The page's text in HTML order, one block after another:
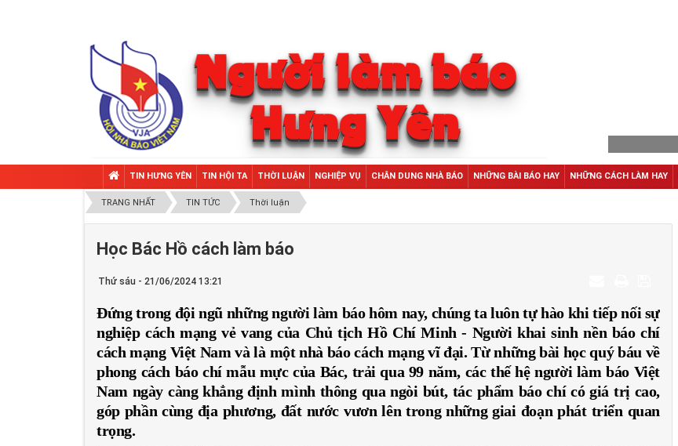
TIN HƯNG YÊN TIN HỘI TA THỜI LUẬN NGHIỆP VỤ CHÂN DUNG NHÀ BÁO NHỮNG BÀI BÁO HAY NHỮNG CÁCH LÀM HAY
TRANG NHẤT TIN TỨC Thời luận
Học Bác Hồ cách làm báo
Thứ sáu - 21/06/2024 13:21
Đứng trong đội ngũ những người làm báo hôm nay, chúng ta luôn tự hào khi tiếp nối sự
nghiệp cách mạng vẻ vang của Chủ tịch Hồ Chí Minh - Người khai sinh nền báo chí
cách mạng Việt Nam và là một nhà báo cách mạng vĩ đại. Từ những bài học quý báu về
phong cách báo chí mẫu mực của Bác, trải qua 99 năm, các thế hệ người làm báo Việt
Nam ngày càng khẳng định mình thông qua ngòi bút, tác phẩm báo chí có giá trị cao,
góp phần cùng địa phương, đất nước vươn lên trong những giai đoạn phát triển quan
trọng.